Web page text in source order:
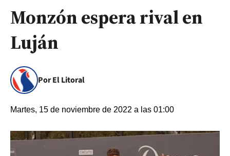
Monzón espera rival en
Luján
Por El Litoral
Martes, 15 de noviembre de 2022 a las 01:00